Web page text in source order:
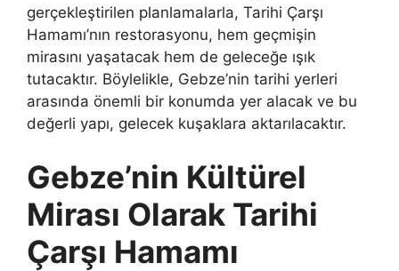
gerçekleştirilen planlamalarla, Tarihi Çarşı
Hamamı’nın restorasyonu, hem geçmişin
mirasını yaşatacak hem de geleceğe ışık
tutacaktır. Böylelikle, Gebze’nin tarihi yerleri
arasında önemli bir konumda yer alacak ve bu
değerli yapı, gelecek kuşaklara aktarılacaktır.
Gebze’nin Kültürel
Mirası Olarak Tarihi
Çarşı Hamamı